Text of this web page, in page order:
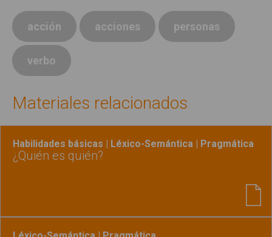
acción acciones personas
verbo
Materiales relacionados
Habilidades básicas | Léxico-Semántica | Pragmática
¿Quién es quién?